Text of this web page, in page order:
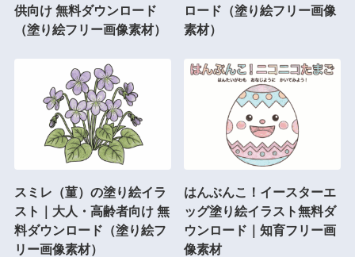
供向け 無料ダウンロード
（塗り絵フリー画像素材）
ロード（塗り絵フリー画像
素材）
スミレ（菫）の塗り絵イラ
スト｜大人・高齢者向け 無
料ダウンロード（塗り絵フ
リー画像素材）
はんぶんこ！イースターエ
ッグ塗り絵イラスト無料ダ
ウンロード｜知育フリー画
像素材